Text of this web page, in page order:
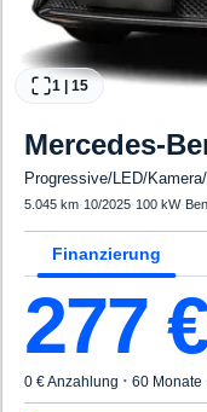
1 15
Mercedes-
Progressive/LED/
5.045 km· 10/2025· 100 kW·
Finanzierung
277 €
0 € Anzahlung · 60 Monate